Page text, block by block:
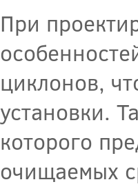
При
циклонов,
установки.
которого
очищаемых